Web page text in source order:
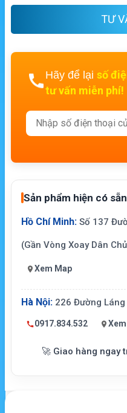
TƯ
Hãy để lại số
tư vấn miễn phí!
Sản phẩm hiện có
Hồ Chí Minh: Số 137
(Gần Vòng Xoay Dân
Xem Map
Hà Nội: 226 Đường
0917.834.532
🚀 Giao hàng ngay